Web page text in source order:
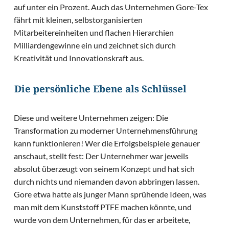
auf unter ein Prozent. Auch das Unternehmen Gore-Tex
fährt mit kleinen, selbstorganisierten
Mitarbeitereinheiten und flachen Hierarchien
Milliardengewinne ein und zeichnet sich durch
Kreativität und Innovationskraft aus.
Die persönliche Ebene als Schlüssel
Diese und weitere Unternehmen zeigen: Die
Transformation zu moderner Unternehmensführung
kann funktionieren! Wer die Erfolgsbeispiele genauer
anschaut, stellt fest: Der Unternehmer war jeweils
absolut überzeugt von seinem Konzept und hat sich
durch nichts und niemanden davon abbringen lassen.
Gore etwa hatte als junger Mann sprühende Ideen, was
man mit dem Kunststoff PTFE machen könnte, und
wurde von dem Unternehmen, für das er arbeitete,